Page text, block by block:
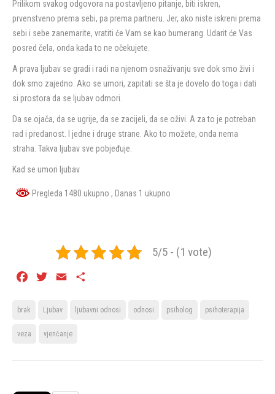
Prilikom svakog odgovora na postavljeno pitanje, biti iskren,
prvenstveno prema sebi, pa prema partneru. Jer, ako niste iskreni prema
sebi i sebe zanemarite, vratiti će Vam se kao bumerang. Udarit će Vas
posred čela, onda kada to ne očekujete.
A prava ljubav se gradi i radi na njenom osnaživanju sve dok smo živi i
dok smo zajedno. Ako se umori, zapitati se šta je dovelo do toga i dati
si prostora da se ljubav odmori.
Da se ojača, da se ugrije, da se zacijeli, da se oživi. A za to je potreban
rad i predanost. I jedne i druge strane. Ako to možete, onda nema
straha. Takva ljubav sve pobjeđuje.
Kad se umori ljubav
Pregleda 1480 ukupno , Danas 1 ukupno
5/5 - (1 vote)
FacebookTwitterEmail
brak Ljubav ljubavni odnosi odnosi psiholog psihoterapija
veza vjenčanje